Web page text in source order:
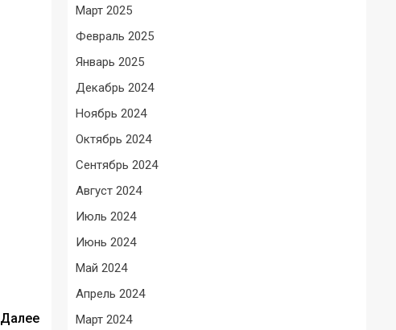
Далее
Март 2025
Февраль 2025
Январь 2025
Декабрь 2024
Ноябрь 2024
Октябрь 2024
Сентябрь 2024
Август 2024
Июль 2024
Июнь 2024
Май 2024
Апрель 2024
Март 2024